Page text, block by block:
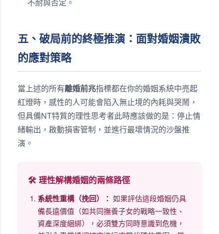
五、破局前的終極推演：面對婚姻潰敗
的應對策略
當上述的所有離婚前兆指標都在你的婚姻系統中亮起
紅燈時，感性的人可能會陷入無止境的內耗與哭鬧，
但具備NT特質的理性思考者此時應該做的是：停止情
緒輸出，啟動損害管制，並進行最壞情況的沙盤推
演。
🛠️ 理性解構婚姻的兩條路徑
系統性重構（挽回）： 如果評估這段婚姻仍具
備長遠價值（如共同撫養子女的戰略一致性、
資產深度綑綁），必須雙方同時意識到危機，